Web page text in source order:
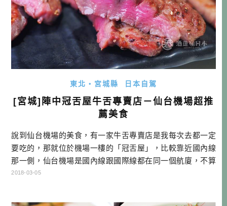
東北・宮城縣 日本自駕
[宮城]陣中冠舌屋牛舌專賣店－仙台機場超推
薦美食
說到仙台機場的美食，有一家牛舌專賣店是我每次去都一定
要吃的，那就位於機場一樓的「冠舌屋」，比較靠近國內線
那一側，仙台機場是國內線跟國際線都在同一個航廈，不算
是很遠，但因為常常都有人在排隊，如果要吃，建議還是要
2018-03-05